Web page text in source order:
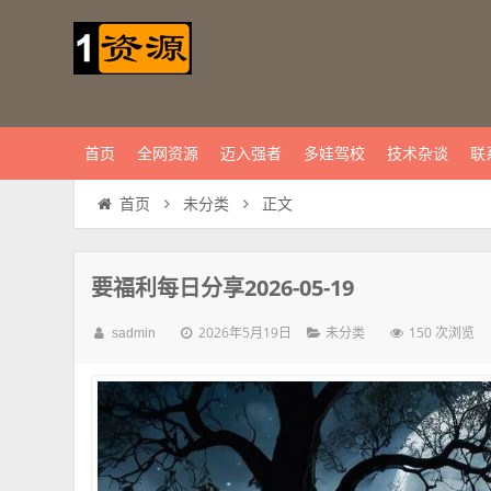
首页 全网资源 迈入强者 多娃驾校 技术杂谈 联
首页 未分类 正文
要福利每日分享2026-05-19
sadmin 2026年5月19日 未分类 150 次浏览